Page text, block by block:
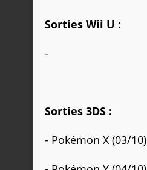
Sorties Wii U :
-
Sorties 3DS :
- Pokémon X (03/10)